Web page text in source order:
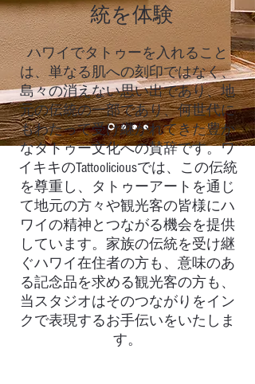
統を体験
ハワイでタトゥーを入れること
は、単なる肌への刻印ではなく、
島々の消えない思い出であり、地
元の伝統の一部であり、何世代に
もわたって受け継がれてきた豊か
なタトゥー文化への賛辞です。ワ
イキキのTattooliciousでは、この伝統
を尊重し、タトゥーアートを通じ
て地元の方々や観光客の皆様にハ
ワイの精神とつながる機会を提供
しています。家族の伝統を受け継
ぐハワイ在住者の方も、意味のあ
る記念品を求める観光客の方も、
当スタジオはそのつながりをイン
クで表現するお手伝いをいたしま
す。